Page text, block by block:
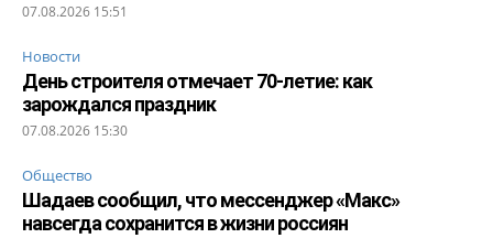
07.08.2026 15:51
Новости
День строителя отмечает 70-летие: как
зарождался праздник
07.08.2026 15:30
Общество
Шадаев сообщил, что мессенджер «Макс»
навсегда сохранится в жизни россиян